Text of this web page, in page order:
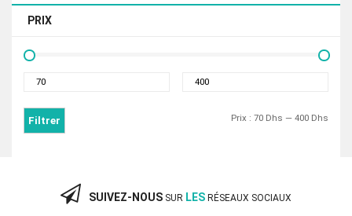
PRIX
Filtrer Prix : 70 Dhs — 400 Dhs
SUIVEZ-NOUS SUR LES RÉSEAUX SOCIAUX